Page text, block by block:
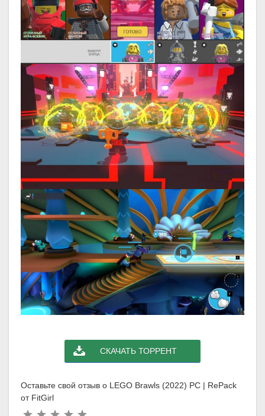
СКАЧАТЬ ТОРРЕНТ
Оставьте свой отзыв о LEGO Brawls (2022) PC | RePack
от FitGirl